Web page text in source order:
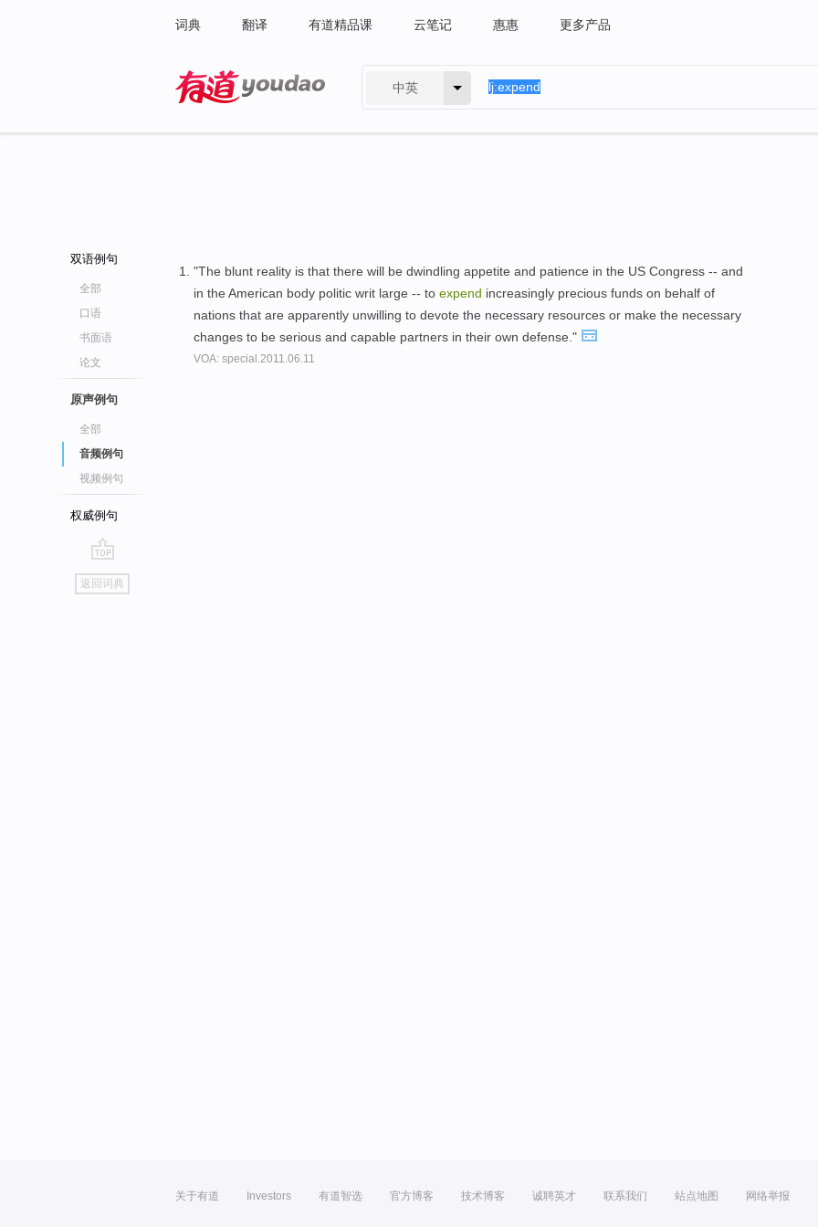
词典 翻译 有道精品课 云笔记 惠惠 更多产品
中英
双语例句
全部
口语
书面语
论文
原声例句
全部
音频例句
视频例句
权威例句
go
top
返回词典
"The blunt reality is that there will be dwindling appetite and patience in the US Congress -- and
in the American body politic writ large -- to expend increasingly precious funds on behalf of
nations that are apparently unwilling to devote the necessary resources or make the necessary
changes to be serious and capable partners in their own defense."
VOA: special.2011.06.11
关于有道 Investors 有道智选 官方博客 技术博客 诚聘英才 联系我们 站点地图 网络举报